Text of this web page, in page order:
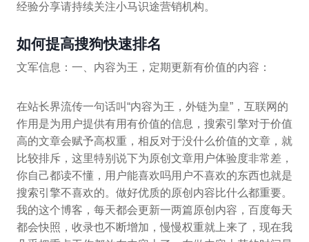
经验分享请持续关注小马识途营销机构。
如何提高搜狗快速排名
文军信息：一、内容为王，定期更新有价值的内容：
在站长界流传一句话叫“内容为王，外链为皇”，互联网的
作用是为用户提供有用有价值的信息，搜索引擎对于价值
高的文章会赋予高权重，相反对于没什么价值的文章，就
比较排斥，这里特别说下为原创文章用户体验度非常差，
你自己都读不懂，用户能喜欢吗用户不喜欢的东西也就是
搜索引擎不喜欢的。做好优质的原创内容比什么都重要。
我的这个博客，每天都会更新一两篇原创内容，百度每天
都会快照，收录也不断增加，慢慢权重就上来了，现在我